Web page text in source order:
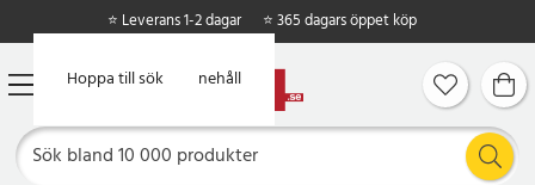
Hoppa till huvudinnehåll
Hoppa till sök
⭐ Leverans 1-2 dagar ⭐ 365 dagars öppet köp